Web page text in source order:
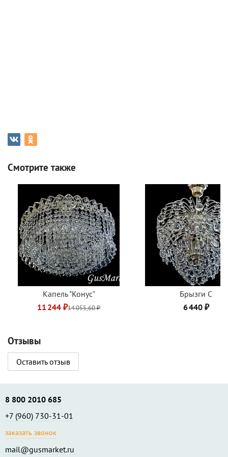
Смотрите также
Капель "Конус"
11 244 ₽14 055,60 ₽
Брызги C
6 440 ₽
Отзывы
Оставить отзыв
8 800 2010 685
+7 (960) 730-31-01
заказать звонок
mail@gusmarket.ru